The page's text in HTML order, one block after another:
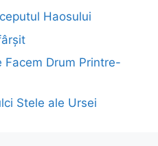
Haosului
Facem Drum Printre-
Stele ale Ursei